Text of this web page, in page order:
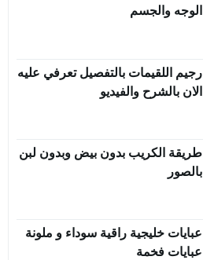
الوجه والجسم
رجيم اللقيمات بالتفصيل تعرفي عليه
الان بالشرح والفيديو
طريقة الكريب بدون بيض وبدون لبن
بالصور
عبايات خليجية راقية سوداء و ملونة
عبايات فخمة